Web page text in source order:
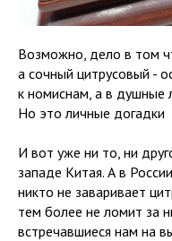
Возможно, дело в том
а сочный цитрусовый -
к номиснам, а в душные
Но это личные догадки
И вот уже ни то, ни
западе Китая. А в
никто не заваривает
тем более не ломит за
встречавшиеся нам на